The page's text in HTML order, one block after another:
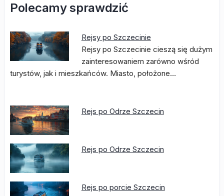
Polecamy sprawdzić
Rejsy po Szczecinie
Rejsy po Szczecinie cieszą się dużym
zainteresowaniem zarówno wśród
turystów, jak i mieszkańców. Miasto, położone…
Rejs po Odrze Szczecin
Rejs po Odrze Szczecin
Rejs po porcie Szczecin